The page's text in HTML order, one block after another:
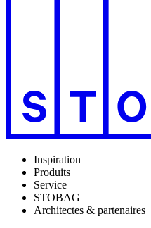
Inspiration
Produits
Service
STOBAG
Architectes & partenaires